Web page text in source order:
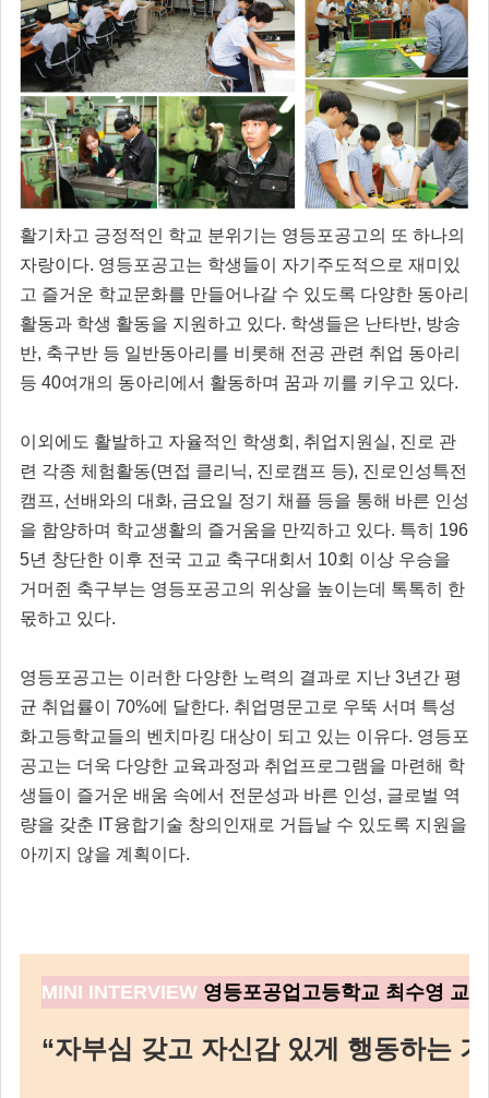
활기차고 긍정적인 학교 분위기는 영등포공고의 또 하나의
자랑이다. 영등포공고는 학생들이 자기주도적으로 재미있
고 즐거운 학교문화를 만들어나갈 수 있도록 다양한 동아리
활동과 학생 활동을 지원하고 있다. 학생들은 난타반, 방송
반, 축구반 등 일반동아리를 비롯해 전공 관련 취업 동아리
등 40여개의 동아리에서 활동하며 꿈과 끼를 키우고 있다.
이외에도 활발하고 자율적인 학생회, 취업지원실, 진로 관
련 각종 체험활동(면접 클리닉, 진로캠프 등), 진로인성특전
캠프, 선배와의 대화, 금요일 정기 채플 등을 통해 바른 인성
을 함양하며 학교생활의 즐거움을 만끽하고 있다. 특히 196
5년 창단한 이후 전국 고교 축구대회서 10회 이상 우승을
거머쥔 축구부는 영등포공고의 위상을 높이는데 톡톡히 한
몫하고 있다.
영등포공고는 이러한 다양한 노력의 결과로 지난 3년간 평
균 취업률이 70%에 달한다. 취업명문고로 우뚝 서며 특성
화고등학교들의 벤치마킹 대상이 되고 있는 이유다. 영등포
공고는 더욱 다양한 교육과정과 취업프로그램을 마련해 학
생들이 즐거운 배움 속에서 전문성과 바른 인성, 글로벌 역
량을 갖춘 IT융합기술 창의인재로 거듭날 수 있도록 지원을
아끼지 않을 계획이다.
MINI INTERVIEW 영등포공업고등학교 최수영 교
“자부심 갖고 자신감 있게 행동하는